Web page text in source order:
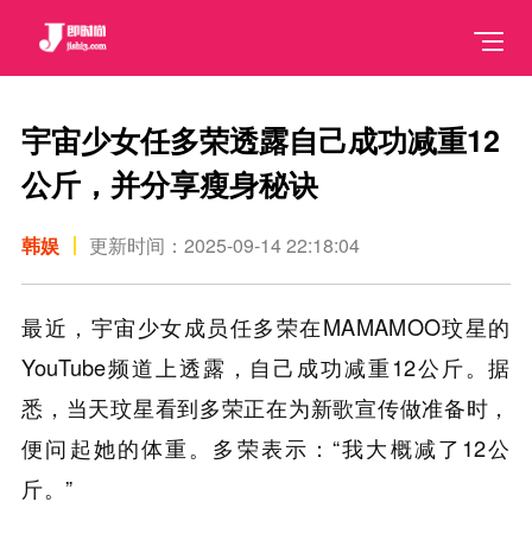
宇宙少女任多荣透露自己成功减重12
公斤，并分享瘦身秘诀
韩娱 更新时间：2025-09-14 22:18:04
最近，宇宙少女成员任多荣在MAMAMOO玟星的
YouTube频道上透露，自己成功减重12公斤。据
悉，当天玟星看到多荣正在为新歌宣传做准备时，
便问起她的体重。多荣表示：“我大概减了12公
斤。”